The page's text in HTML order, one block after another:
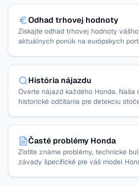
Odhad trhovej hodnoty
Získajte odhad trhovej hodnoty
aktuálnych ponúk na európskych
História nájazdu
Overte nájazd každého Honda. Naša
historické odčítania pre detekciu
Časté problémy Honda
Zistite známe problémy, technické
závady špecifické pre váš model